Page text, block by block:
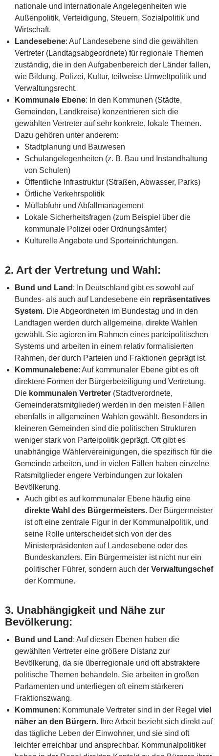
nationale und internationale Angelegenheiten wie
Außenpolitik, Verteidigung, Steuern, Sozialpolitik und
Wirtschaft.
Landesebene: Auf Landesebene sind die gewählten
Vertreter (Landtagsabgeordnete) für regionale Themen
zuständig, die in den Aufgabenbereich der Länder fallen,
wie Bildung, Polizei, Kultur, teilweise Umweltpolitik und
Verwaltungsrecht.
Kommunale Ebene: In den Kommunen (Städte,
Gemeinden, Landkreise) konzentrieren sich die
gewählten Vertreter auf sehr konkrete, lokale Themen.
Dazu gehören unter anderem:
Stadtplanung und Bauwesen
Schulangelegenheiten (z. B. Bau und Instandhaltung
von Schulen)
Öffentliche Infrastruktur (Straßen, Abwasser, Parks)
Örtliche Verkehrspolitik
Müllabfuhr und Abfallmanagement
Lokale Sicherheitsfragen (zum Beispiel über die
kommunale Polizei oder Ordnungsämter)
Kulturelle Angebote und Sporteinrichtungen.
2. Art der Vertretung und Wahl:
Bund und Land : In Deutschland gibt es sowohl auf
Bundes- als auch auf Landesebene ein repräsentatives
System. Die Abgeordneten im Bundestag und in den
Landtagen werden durch allgemeine, direkte Wahlen
gewählt. Sie agieren im Rahmen eines parteipolitischen
Systems und arbeiten in einem relativ formalisierten
Rahmen, der durch Parteien und Fraktionen geprägt ist.
Kommunalebene: Auf kommunaler Ebene gibt es oft
direktere Formen der Bürgerbeteiligung und Vertretung.
Die kommunalen Vertreter (Stadtverordnete,
Gemeinderatsmitglieder) werden in den meisten Fällen
ebenfalls in allgemeinen Wahlen gewählt. Besonders in
kleineren Gemeinden sind die politischen Strukturen
weniger stark von Parteipolitik geprägt. Oft gibt es
unabhängige Wählervereinigungen, die spezifisch für die
Gemeinde arbeiten, und in vielen Fällen haben einzelne
Ratsmitglieder engere Verbindungen zur lokalen
Bevölkerung.
Auch gibt es auf kommunaler Ebene häufig eine
direkte Wahl des Bürgermeisters. Der Bürgermeister
ist oft eine zentrale Figur in der Kommunalpolitik, und
seine Rolle unterscheidet sich von der des
Ministerpräsidenten auf Landesebene oder des
Bundeskanzlers. Ein Bürgermeister ist nicht nur ein
politischer Führer, sondern auch der Verwaltungschef
der Kommune.
3. Unabhängigkeit und Nähe zur
Bevölkerung:
Bund und Land : Auf diesen Ebenen haben die
gewählten Vertreter eine größere Distanz zur
Bevölkerung, da sie überregionale und oft abstraktere
politische Themen behandeln. Sie arbeiten in großen
Parlamenten und unterliegen oft einem stärkeren
Fraktionszwang.
Kommunen: Kommunale Vertreter sind in der Regel viel
näher an den Bürgern. Ihre Arbeit bezieht sich direkt auf
das tägliche Leben der Einwohner, und sie sind oft
leichter erreichbar und ansprechbar. Kommunalpolitiker